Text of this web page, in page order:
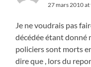
27 mars 2010 at
Je ne voudrais pas
décédée étant donné
policiers sont morts
dire que , lors du